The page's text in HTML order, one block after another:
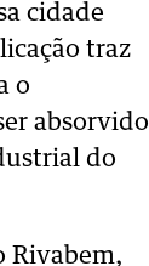
cidade
traz
o
absorvido
do
Rivabem,